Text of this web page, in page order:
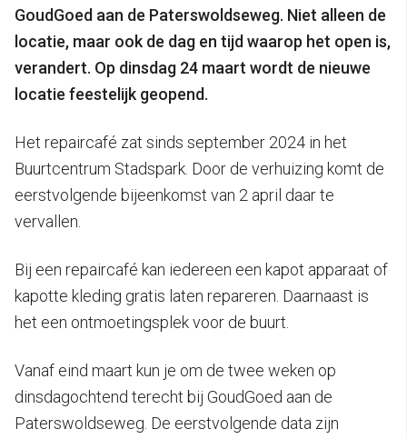
GoudGoed aan de Paterswoldseweg. Niet alleen de
locatie, maar ook de dag en tijd waarop het open is,
verandert. Op dinsdag 24 maart wordt de nieuwe
locatie feestelijk geopend.
Het repaircafé zat sinds september 2024 in het
Buurtcentrum Stadspark. Door de verhuizing komt de
eerstvolgende bijeenkomst van 2 april daar te
vervallen.
Bij een repaircafé kan iedereen een kapot apparaat of
kapotte kleding gratis laten repareren. Daarnaast is
het een ontmoetingsplek voor de buurt.
Vanaf eind maart kun je om de twee weken op
dinsdagochtend terecht bij GoudGoed aan de
Paterswoldseweg. De eerstvolgende data zijn